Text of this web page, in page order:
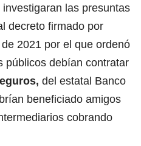
las presuntas
decreto firmado por
2021 por el que ordenó
públicos debían contratar
del estatal Banco
beneficiado amigos
cobrando